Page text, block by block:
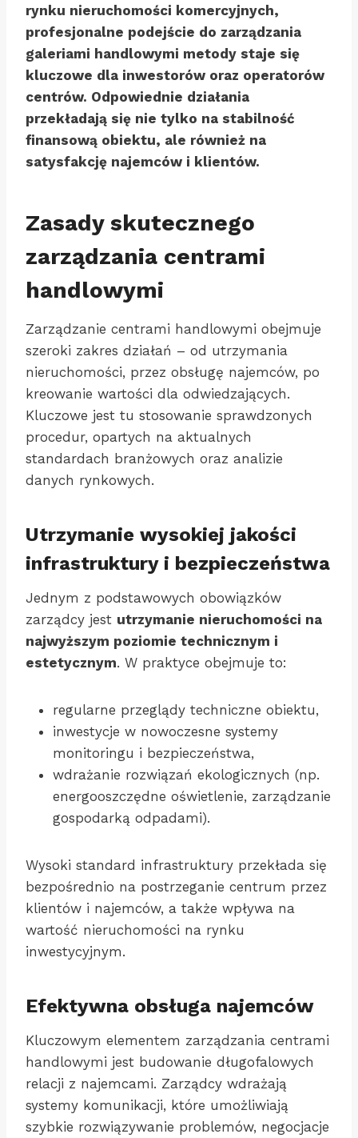
rynku nieruchomości komercyjnych,
profesjonalne podejście do zarządzania
galeriami handlowymi metody staje się
kluczowe dla inwestorów oraz operatorów
centrów. Odpowiednie działania
przekładają się nie tylko na stabilność
finansową obiektu, ale również na
satysfakcję najemców i klientów.
Zasady skutecznego
zarządzania centrami
handlowymi
Zarządzanie centrami handlowymi obejmuje
szeroki zakres działań – od utrzymania
nieruchomości, przez obsługę najemców, po
kreowanie wartości dla odwiedzających.
Kluczowe jest tu stosowanie sprawdzonych
procedur, opartych na aktualnych
standardach branżowych oraz analizie
danych rynkowych.
Utrzymanie wysokiej jakości
infrastruktury i bezpieczeństwa
Jednym z podstawowych obowiązków
zarządcy jest utrzymanie nieruchomości na
najwyższym poziomie technicznym i
estetycznym. W praktyce obejmuje to:
regularne przeglądy techniczne obiektu,
inwestycje w nowoczesne systemy
monitoringu i bezpieczeństwa,
wdrażanie rozwiązań ekologicznych (np.
energooszczędne oświetlenie, zarządzanie
gospodarką odpadami).
Wysoki standard infrastruktury przekłada się
bezpośrednio na postrzeganie centrum przez
klientów i najemców, a także wpływa na
wartość nieruchomości na rynku
inwestycyjnym.
Efektywna obsługa najemców
Kluczowym elementem zarządzania centrami
handlowymi jest budowanie długofalowych
relacji z najemcami. Zarządcy wdrażają
systemy komunikacji, które umożliwiają
szybkie rozwiązywanie problemów, negocjacje